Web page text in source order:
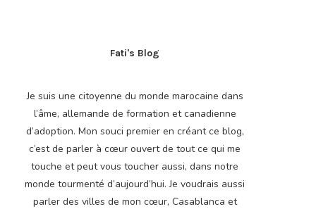
Fati's Blog
Je suis une citoyenne du monde marocaine dans
l’âme, allemande de formation et canadienne
d’adoption. Mon souci premier en créant ce blog,
c’est de parler à cœur ouvert de tout ce qui me
touche et peut vous toucher aussi, dans notre
monde tourmenté d’aujourd’hui. Je voudrais aussi
parler des villes de mon cœur, Casablanca et